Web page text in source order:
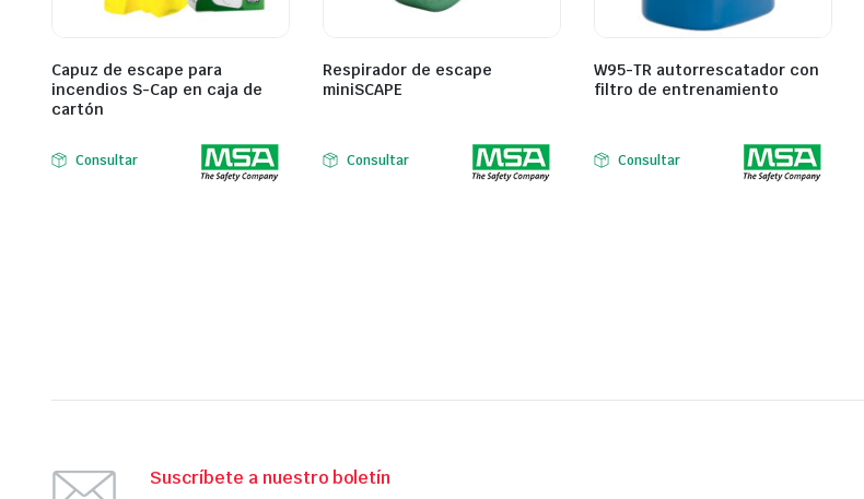
Capuz de escape para
incendios S-Cap en caja de
cartón
Consultar
Respirador de escape
miniSCAPE
Consultar
W95-TR autorrescatador con
filtro de entrenamiento
Consultar
Suscríbete a nuestro boletín